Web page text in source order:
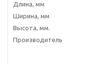
Длина, мм
Ширина, мм
Высота, мм.
Производитель